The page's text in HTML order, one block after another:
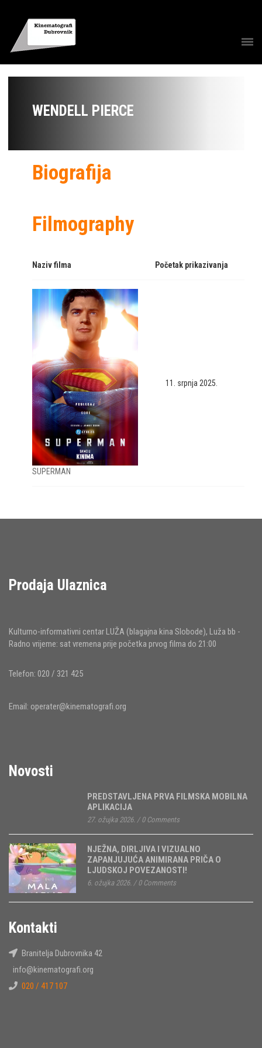
WENDELL PIERCE
Biografija
Filmography
Naziv filma Početak prikazivanja
SUPERMAN
11. srpnja 2025.
Prodaja Ulaznica
Kulturno-informativni centar LUŽA (blagajna kina Slobode), Luža bb -
Radno vrijeme: sat vremena prije početka prvog filma do 21:00
Telefon: 020 / 321 425
Email: operater@kinematografi.org
Novosti
PREDSTAVLJENA PRVA FILMSKA MOBILNA
APLIKACIJA
27. ožujka 2026. / 0 Comments
NJEŽNA, DIRLJIVA I VIZUALNO
ZAPANJUJUĆA ANIMIRANA PRIČA O
LJUDSKOJ POVEZANOSTI!
6. ožujka 2026. / 0 Comments
Kontakti
Branitelja Dubrovnika 42
info@kinematografi.org
020 / 417 107